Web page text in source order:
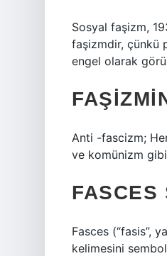
Sosyal faşizm,
faşizmdir, çünkü
engel olarak
Anti -fascizm;
ve komünizm
FASCES
Fasces (“fasis”,
kelimesini